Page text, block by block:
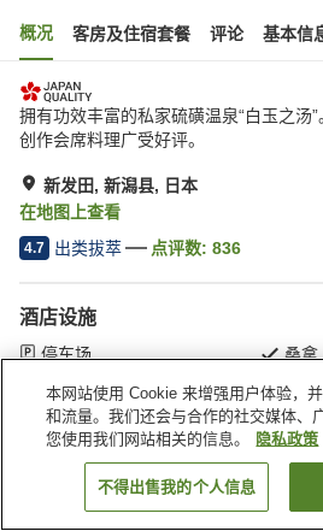
概况 客房及住宿套餐 评论 基本信
拥有功效丰富的私家硫磺温泉“白玉之汤
创作会席料理广受好评。
新发田, 新潟县, 日本
在地图上查看
4.7 出类拔萃 点评数: 836
酒店设施
停车场
桑拿
首页 日本 新潟县 新发田 月冈
搜索客房
本网站使用 Cookie 来增强用户体验，
和流量。我们还会与合作的社交媒体、
您使用我们网站相关的信息。
隐私政策
不得出售我的个人信息